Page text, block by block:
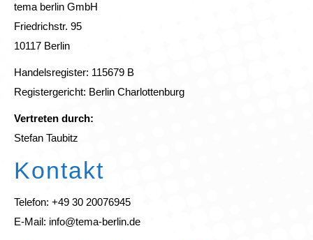
tema berlin GmbH
Friedrichstr. 95
10117 Berlin
Handelsregister: 115679 B
Registergericht: Berlin Charlottenburg
Vertreten durch:
Stefan Taubitz
Kontakt
Telefon: +49 30 20076945
E-Mail: info@tema-berlin.de